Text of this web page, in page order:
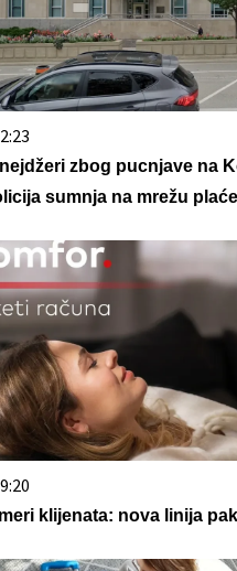
zbog pucnjave na
sumnja na mrežu
klijenata: nova linija